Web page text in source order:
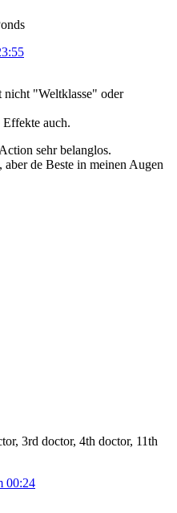
nicht "Weltklasse" oder
auch.
sehr belanglos.
de Beste in meinen Augen
3rd doctor, 4th doctor, 11th
00:24